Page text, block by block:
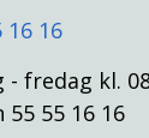
16 16
fredag kl.
55 16 16